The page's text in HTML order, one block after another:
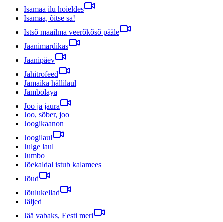
Isamaa ilu hoieldes
Isamaa, õitse sa!
Istsõ maailma veerõkõsõ pääle
Jaanimardikas
Jaanipäev
Jahitrofeed
Jamaika hällilaul
Jambolaya
Joo ja jaura
Joo, sõber, joo
Joogikaanon
Joogilaul
Julge laul
Jumbo
Jõekaldal istub kalamees
Jõud
Jõulukellad
Jäljed
Jää vabaks, Eesti meri